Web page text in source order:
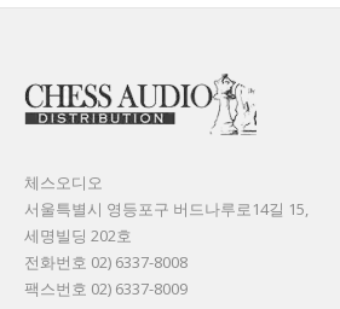
체스오디오
서울특별시 영등포구 버드나루로14길 15,
세명빌딩 202호
전화번호 02) 6337-8008
팩스번호 02) 6337-8009